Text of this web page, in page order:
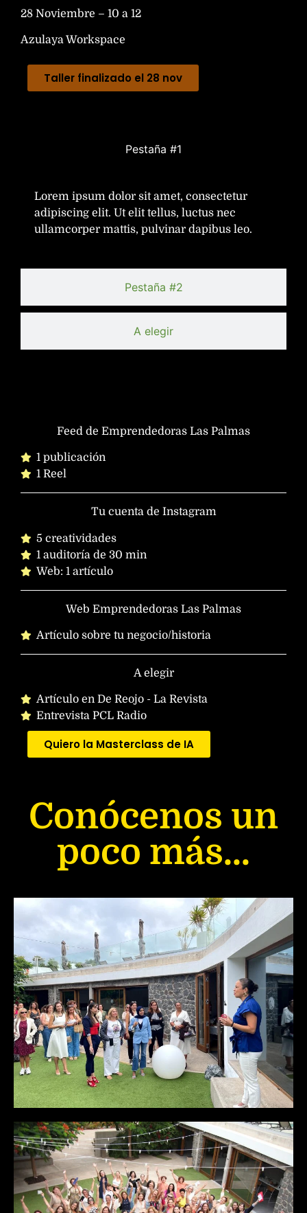
28 Noviembre – 10 a 12
Azulaya Workspace
Taller finalizado el 28 nov
Pestaña #1
Pestaña #2
A elegir
Lorem ipsum dolor sit amet, consectetur
adipiscing elit. Ut elit tellus, luctus nec
ullamcorper mattis, pulvinar dapibus leo.
Feed de Emprendedoras Las Palmas
1 publicación
1 Reel
Tu cuenta de Instagram
5 creatividades
1 auditoría de 30 min
Web: 1 artículo
Web Emprendedoras Las Palmas
Artículo sobre tu negocio/historia
A elegir
Artículo en De Reojo - La Revista
Entrevista PCL Radio
Quiero la Masterclass de IA
Conócenos un
poco más...